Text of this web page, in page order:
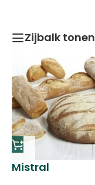
Zijbalk tonen
Mistral